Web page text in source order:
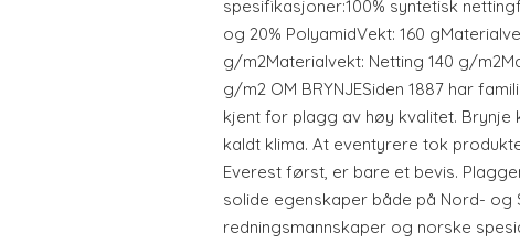
spesifikasjoner:100% syntetisk
og 20% PolyamidVekt: 160
g/m2Materialvekt: Netting 140 g/
g/m2 OM BRYNJESiden 1887 har
kjent for plagg av høy kvalitet. Brynje
kaldt klima. At eventyrere tok
Everest først, er bare et bevis.
solide egenskaper både på Nord- og
redningsmannskaper og norske